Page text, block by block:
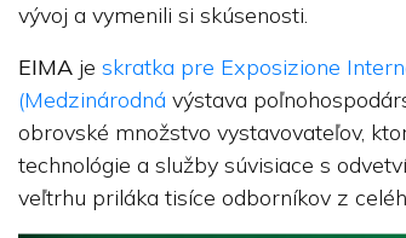
vývoj a vymenili si skúsenosti.
EIMA je skratka pre Exposizione
(Medzinárodná výstava
obrovské množstvo vystavovateľov,
technológie a služby súvisiace s
veľtrhu priláka tisíce odborníkov z